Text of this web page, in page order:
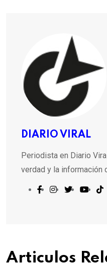
DIARIO VIRAL
Periodista en Diario
verdad y la información
Articulos